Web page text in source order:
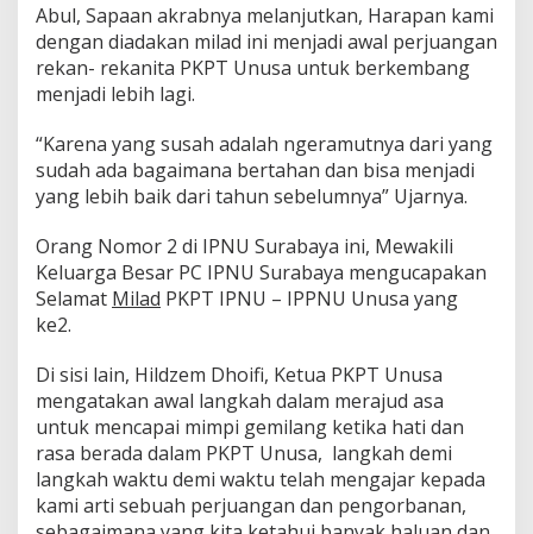
Abul, Sapaan akrabnya melanjutkan, Harapan kami
dengan diadakan milad ini menjadi awal perjuangan
rekan- rekanita PKPT Unusa untuk berkembang
menjadi lebih lagi.
“Karena yang susah adalah ngeramutnya dari yang
sudah ada bagaimana bertahan dan bisa menjadi
yang lebih baik dari tahun sebelumnya” Ujarnya.
Orang Nomor 2 di IPNU Surabaya ini, Mewakili
Keluarga Besar PC IPNU Surabaya mengucapakan
Selamat Milad PKPT IPNU – IPPNU Unusa yang
ke2.
Di sisi lain, Hildzem Dhoifi, Ketua PKPT Unusa
mengatakan awal langkah dalam merajud asa
untuk mencapai mimpi gemilang ketika hati dan
rasa berada dalam PKPT Unusa, langkah demi
langkah waktu demi waktu telah mengajar kepada
kami arti sebuah perjuangan dan pengorbanan,